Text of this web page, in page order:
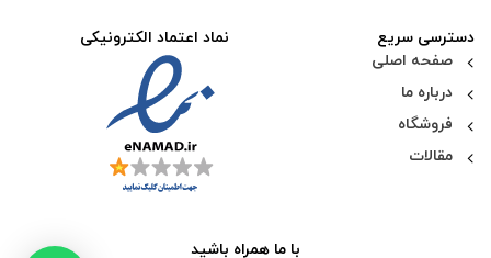
با ما همراه باشید
نماد اعتماد الکترونیکی
دسترسی سریع
صفحه اصلی
درباره ما
فروشگاه
مقالات